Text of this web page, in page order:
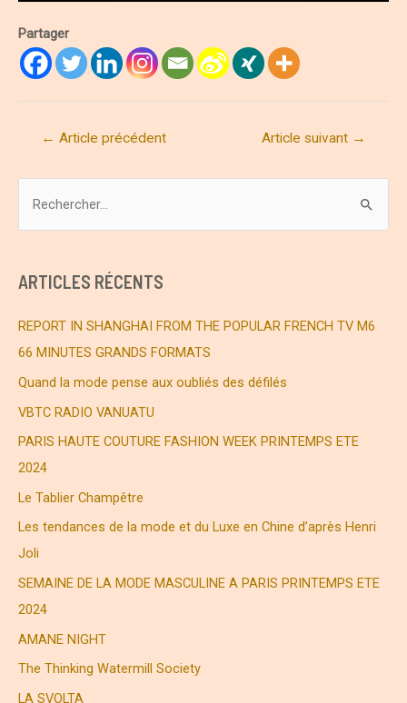
Partager
Navigation
l’article
← Article précédent Article suivant →
r
c
h
ARTICLES RÉCENTS
REPORT IN SHANGHAI FROM THE POPULAR FRENCH TV M6
66 MINUTES GRANDS FORMATS
Quand la mode pense aux oubliés des défilés
VBTC RADIO VANUATU
PARIS HAUTE COUTURE FASHION WEEK PRINTEMPS ETE
2024
Le Tablier Champêtre
Les tendances de la mode et du Luxe en Chine d’après Henri
Joli
SEMAINE DE LA MODE MASCULINE A PARIS PRINTEMPS ETE
2024
AMANE NIGHT
The Thinking Watermill Society
LA SVOLTA